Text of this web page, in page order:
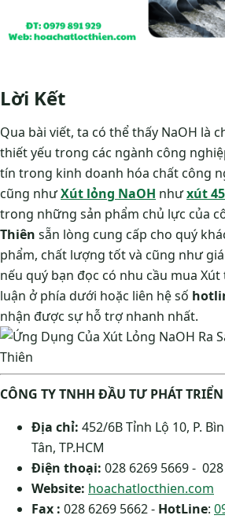
Lời Kết
Qua bài viết, ta có thể thấy NaOH là
thiết yếu trong các ngành công
tín trong kinh doanh hóa chất công
cũng nhưXút lỏng NaOH nhưxút 45
trong những sản phẩm chủ lực của
Thiên sẵn lòng cung cấp cho quý
phẩm, chất lượng tốt và cũng như
nếu quý bạn đọc có nhu cầu mua
luận ở phía dưới hoặc liên hệ số
nhận được sự hỗ trợ nhanh nhất.
CÔNG TY TNHH ĐẦU TƯ PHÁT
Địa chỉ: 452/6B Tỉnh Lộ 10, P.
Tân, TP.HCM
Điện thoại: 028 6269 5669 -
Website: hoachatlocthien.com
Fax : 028 6269 5662 - HotLine: